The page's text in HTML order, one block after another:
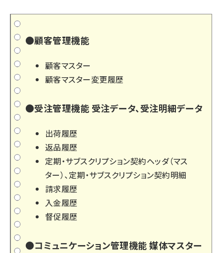
●顧客管理機能
顧客マスター
顧客マスター変更履歴
●受注管理機能 受注データ、受注明細データ
出荷履歴
返品履歴
定期・サブスクリプション契約ヘッダ（マス
ター）、定期・サブスクリプション契約明細
請求履歴
入金履歴
督促履歴
●コミュニケーション管理機能 媒体マスター